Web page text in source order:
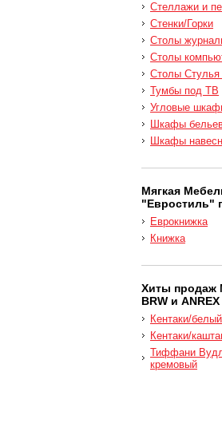
Стеллажи и
Стенки/Горки
Столы
Столы
Столы Стулья
Тумбы под ТВ
Угловые
Шкафы
Шкафы
Мягкая
"Евростиль"
Еврокнижка
Книжка
Хиты продаж
BRW и ANREX
Кентаки/
Кентаки/
Тиффани
кремовый